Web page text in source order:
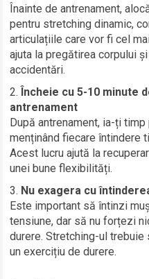
Înainte de antrenament,
pentru stretching dinamic,
articulațiile care vor fi cel
ajuta la pregătirea corpului
accidentări.
Încheie cu 5-10 minute
antrenament
După antrenament, ia-ți
menținând fiecare întindere
Acest lucru ajută la
unei bune flexibilități.
Nu exagera cu
Este important să întinzi
tensiune, dar să nu forțezi
durere. Stretching-ul
un exercițiu de durere.